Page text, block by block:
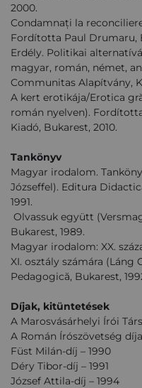
2000.
Condamnați la
Fordította Paul Drumaru,
Erdély. Politikai
magyar, román, német,
Communitas Alapítvány,
A kert erotikája/Erotica
román nyelven).
Kiadó, Bukarest, 2010.
Tankönyv
Magyar irodalom.
Józseffel). Editura
1991.
Olvassuk együtt
Bukarest, 1989.
Magyar irodalom: XX.
XI. osztály számára (Láng
Pedagogică, Bukarest,
Díjak, kitüntetések
A Marosvásárhelyi Írói
A Román Írószövetség
Füst Milán-díj – 1990
Déry Tibor-díj – 1991
József Attila-díj – 1994